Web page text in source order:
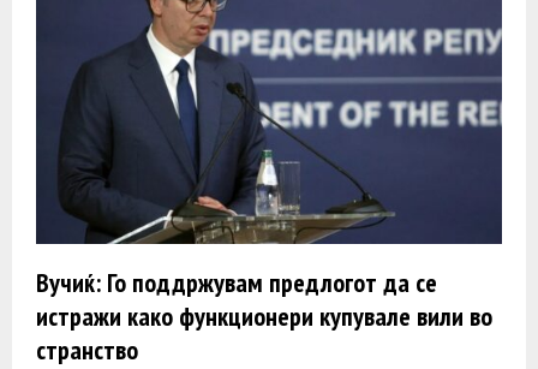
Вучиќ: Го поддржувам предлогот да се
истражи како функционери купувале вили во
странство